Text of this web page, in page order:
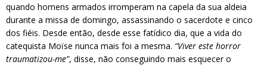
quando homens armados irromperam na capela da sua aldeia
durante a missa de domingo, assassinando o sacerdote e cinco
dos fiéis. Desde então, desde esse fatídico dia, que a vida do
catequista Moïse nunca mais foi a mesma. “Viver este horror
traumatizou-me”, disse, não conseguindo mais esquecer o